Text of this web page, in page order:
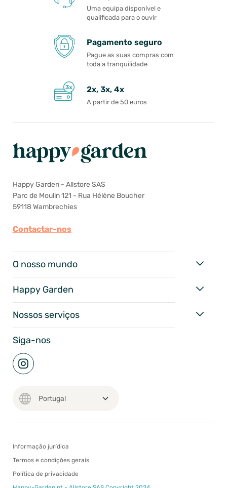
Uma equipa disponível e
qualificada para o ouvir
Pagamento seguro
Pague as suas compras com
toda a tranquilidade
2x, 3x, 4x
A partir de 50 euros
Happy Garden - Allstore SAS
Parc de Moulin 121 - Rua Hélène Boucher
59118 Wambrechies
Contactar-nos
O nosso mundo
Happy Garden
Nossos serviços
Siga-nos
Informação jurídica
Termos e condições gerais
Política de privacidade